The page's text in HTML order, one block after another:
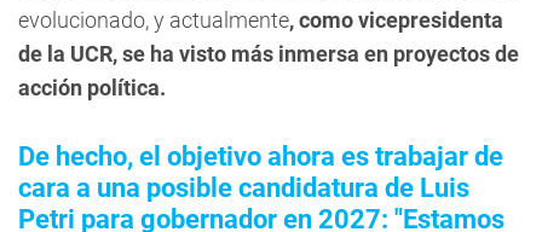
evolucionado, y actualmente, como vicepresidenta
de la UCR, se ha visto más inmersa en proyectos de
acción política.
De hecho, el objetivo ahora es trabajar de
cara a una posible candidatura de Luis
Petri para gobernador en 2027: "Estamos